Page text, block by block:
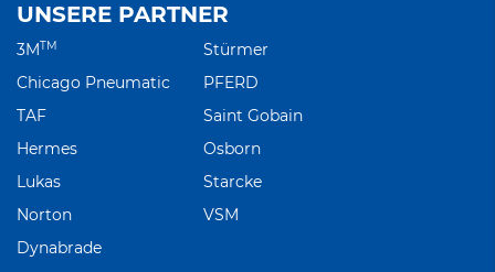
UNSERE PARTNER
3MTM
Chicago Pneumatic
TAF
Hermes
Lukas
Norton
Dynabrade
Stürmer
PFERD
Saint Gobain
Osborn
Starcke
VSM